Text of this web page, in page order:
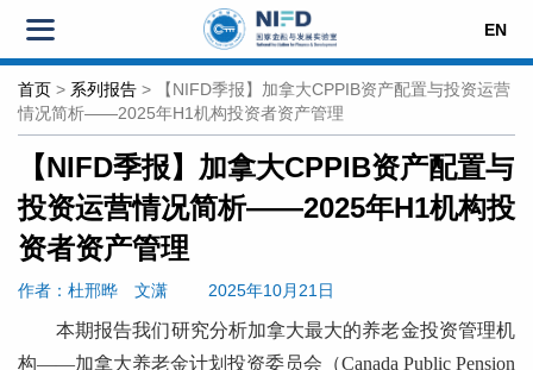
EN
首页 > 系列报告 > 【NIFD季报】加拿大CPPIB资产配置与投资运营
情况简析——2025年H1机构投资者资产管理
【NIFD季报】加拿大CPPIB资产配置与
投资运营情况简析——2025年H1机构投
资者资产管理
作者：杜邢晔 文潇 2025年10月21日
本期报告我们研究分析加拿大最大的养老金投资管理机
构——加拿大养老金计划投资委员会（Canada Public Pension